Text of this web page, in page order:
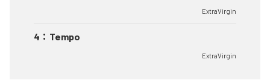
ExtraVirgin
4 ： Tempo
ExtraVirgin